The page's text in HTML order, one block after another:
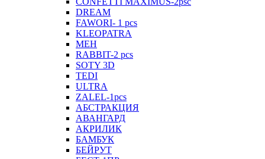
DREAM
FAWORI- 1 pcs
KLEOPATRA
MEH
RABBIT-2 pcs
SOTY 3D
TEDI
ULTRA
ZALEL-1pcs
АБСТРАКЦИЯ
АВАНГАРД
АКРИЛИК
БАМБУК
БЕЙРУТ